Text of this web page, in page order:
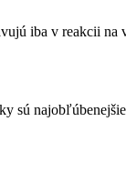
iba v reakcii